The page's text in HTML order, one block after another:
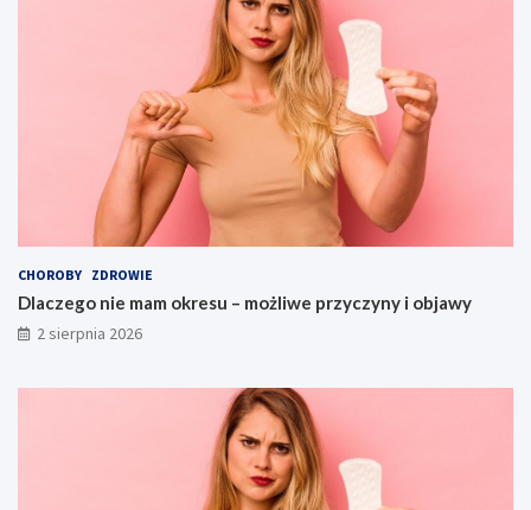
CHOROBY ZDROWIE
Dlaczego nie mam okresu – możliwe przyczyny i objawy
2 sierpnia 2026